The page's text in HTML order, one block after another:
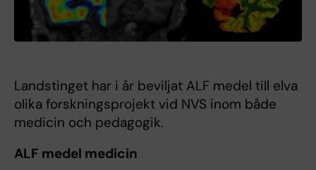
Landstinget har i år beviljat ALF medel till elva
olika forskningsprojekt vid NVS inom både
medicin och pedagogik.
ALF medel medicin